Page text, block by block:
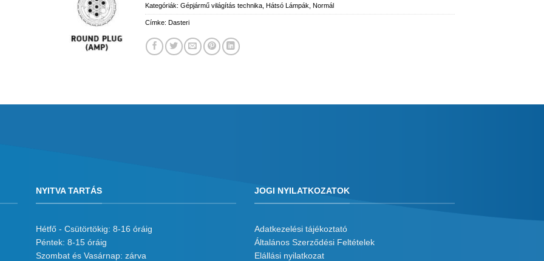
Kategóriák: Gépjármű világítás technika Hátsó Lámpák Normál
Címke: Dasteri
NYITVA TARTÁS
Hétfő - Csütörtökig: 8-16 óráig
Péntek: 8-15 óráig
Szombat és Vasárnap: zárva
JOGI NYILATKOZATOK
Adatkezelési tájékoztató
Általános Szerződési Feltételek
Elállási nyilatkozat